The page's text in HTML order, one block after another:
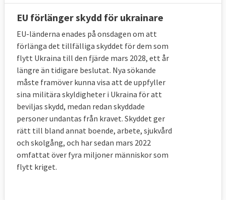
ministerrådet. Fyra EU-länder röstade emot
och två av dem, Ungern och Slovakien,
frågan till EU-domstolen med motiveringen
att ministerrådet inte hade rätt att fatta
beslutet. I september 2017 meddelades
domensom gav ministerrådet rätt att fatta
ett sådant beslut.
Det är
få medlemsländer
som har tagit
emot hela sin andel. Delvis beror det på att
betydligt färre än 120 000 personer
uppfyllde villkoren, för att flyttas från Italien
EU förlänger skydd för ukrainare
EU-länderna enades på onsdagen om att
förlänga det tillfälliga skyddet för dem som
flytt Ukraina till den fjärde mars 2028, ett år
längre än tidigare beslutat. Nya sökande
måste framöver kunna visa att de uppfyller
sina militära skyldigheter i Ukraina för att
beviljas skydd, medan redan skyddade
personer undantas från kravet. Skyddet ger
rätt till bland annat boende, arbete, sjukvård
och skolgång, och har sedan mars 2022
omfattat över fyra miljoner människor som
flytt kriget.